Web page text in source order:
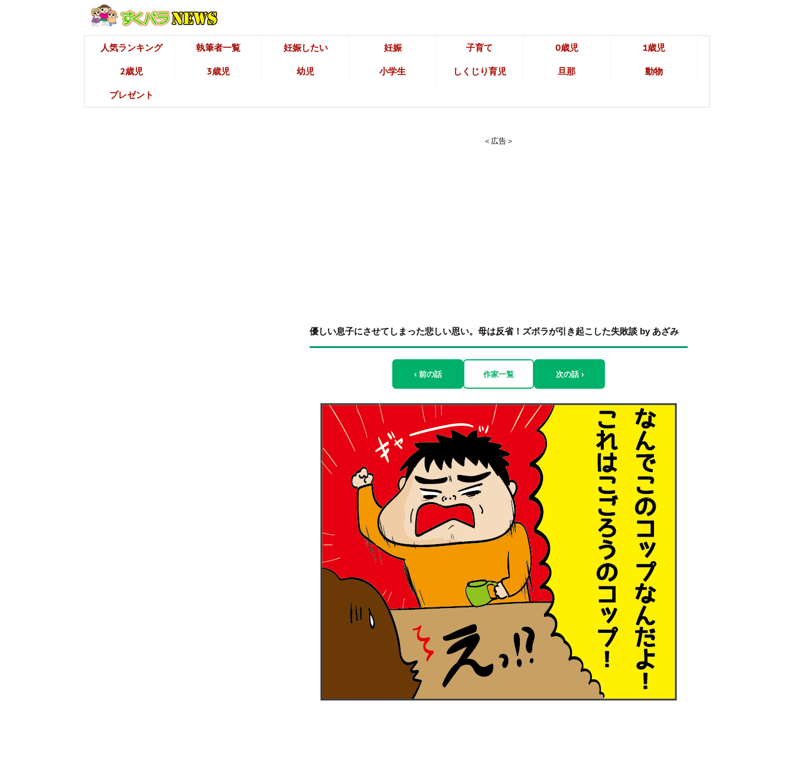
人気ランキング 執筆者一覧 妊娠したい 妊娠 子育て 0歳児 1歳児
2歳児 3歳児 幼児 小学生 しくじり育児 旦那 動物
プレゼント
＜広告＞
優しい息子にさせてしまった悲しい思い。母は反省！ズボラが引き起こした失敗談 by あざみ
‹ 前の話 作家一覧 次の話 ›